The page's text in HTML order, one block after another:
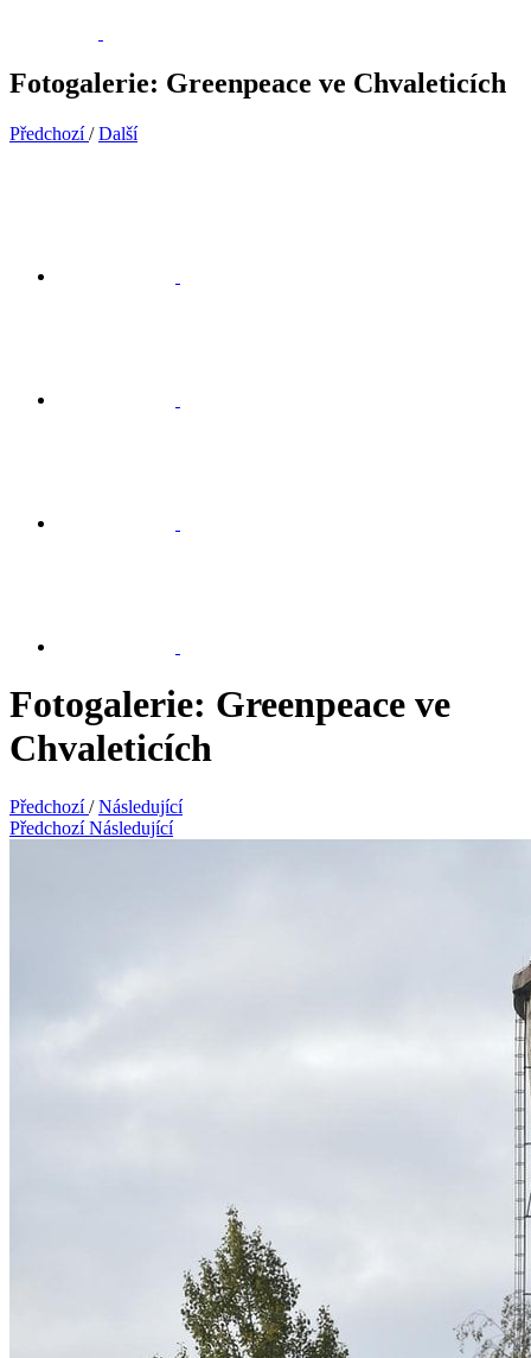
Fotogalerie: Greenpeace ve Chvaleticích
Předchozí / Další
Fotogalerie: Greenpeace ve
Chvaleticích
Předchozí / Následující
Předchozí Následující